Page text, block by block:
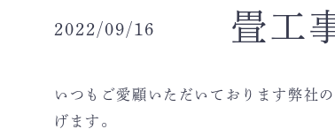
2022/09/16 畳工
いつもご愛顧いただいております弊社
げます。